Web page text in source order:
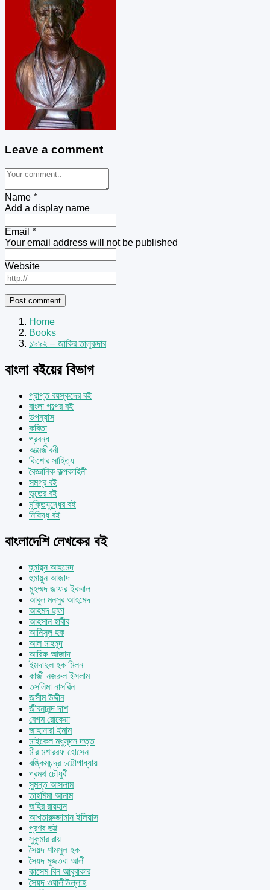
Leave a comment
Name *
Add a display name
Email *
Your email address will not be published
Website
Home
Books
১৯৯২ – জাকির তালুকদার
বাংলা বইয়ের বিভাগ
প্রাপ্ত বয়স্কদের বই
বাংলা গল্পের বই
উপন্যাস
কবিতা
প্রবন্ধ
আত্মজীবনী
কিশোর সাহিত্য
বৈজ্ঞানিক কল্পকাহিনী
সমগ্র বই
ভূতের বই
মুক্তিযুদ্ধের বই
নিষিদ্ধ বই
বাংলাদেশি লেখকের বই
হুমায়ূন আহমেদ
হুমায়ুন আজাদ
মুহম্মদ জাফর ইকবাল
আবুল মনসুর আহমেদ
আহমদ ছফা
আহসান হাবীব
আনিসুল হক
আল মাহমুদ
আরিফ আজাদ
ইমদাদুল হক মিলন
কাজী নজরুল ইসলাম
তসলিমা নাসরিন
জসীম উদ্দীন
জীবনানন্দ দাশ
বেগম রোকেয়া
জাহানারা ইমাম
মাইকেল মধুসূদন দত্ত
মীর মশাররফ হোসেন
বঙ্কিমচন্দ্র চট্টোপাধ্যায়
প্রমথ চৌধুরী
সুমন্ত আসলাম
তাহমিমা আনাম
জহির রায়হান
আখতারুজ্জামান ইলিয়াস
প্রণব ভট্ট
সুকুমার রায়
সৈয়দ শামসুল হক
সৈয়দ মুজতবা আলী
কাসেম বিন আবুবাকার
সৈয়দ ওয়ালীউল্লাহ